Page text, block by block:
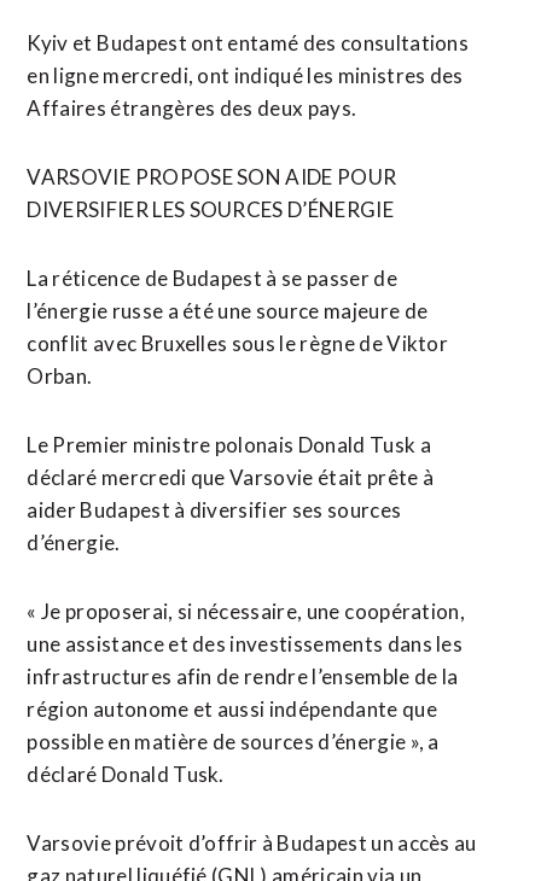
Kyiv et ⁠Budapest ont entamé des consultations
en ligne mercredi, ont indiqué les ministres des
Affaires étrangères des deux pays.
VARSOVIE ⁠PROPOSE SON AIDE POUR
DIVERSIFIER LES SOURCES D’ÉNERGIE
La réticence de Budapest à se passer de
l’énergie russe a été une source majeure de
conflit avec Bruxelles sous le règne de Viktor
Orban.
Le Premier ministre polonais Donald Tusk a
déclaré mercredi que Varsovie était prête à
aider Budapest à diversifier ses sources
d’énergie.
« Je proposerai, si nécessaire, une ⁠coopération,
‌une assistance et des investissements dans les
infrastructures afin de rendre l’ensemble de la
région ⁠autonome et aussi indépendante que
possible en matière de sources d’énergie », a ​
déclaré Donald Tusk.
Varsovie ​prévoit d’offrir à Budapest un accès au
gaz naturel liquéfié (GNL) américain via un